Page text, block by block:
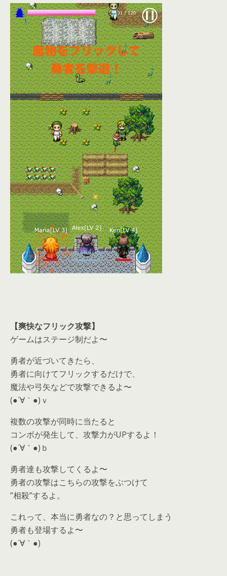
【爽快なフリック攻撃】
ゲームはステージ制だよ〜
勇者が近づいてきたら、
勇者に向けてフリックするだけで、
魔法や弓矢などで攻撃できるよ〜
(●´∀｀●)ｖ
複数の攻撃が同時に当たると
コンボが発生して、攻撃力がUPするよ！
(●´∀｀●)ｂ
勇者達も攻撃してくるよ〜
勇者の攻撃はこちらの攻撃をぶつけて
”相殺”するよ。
これって、本当に勇者なの？と思ってしまう
勇者も登場するよ〜
(●´∀｀●)